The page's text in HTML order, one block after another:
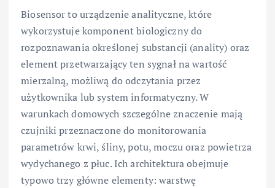
Biosensor to urządzenie analityczne, które
wykorzystuje komponent biologiczny do
rozpoznawania określonej substancji (anality) oraz
element przetwarzający ten sygnał na wartość
mierzalną, możliwą do odczytania przez
użytkownika lub system informatyczny. W
warunkach domowych szczególne znaczenie mają
czujniki przeznaczone do monitorowania
parametrów krwi, śliny, potu, moczu oraz powietrza
wydychanego z płuc. Ich architektura obejmuje
typowo trzy główne elementy: warstwę